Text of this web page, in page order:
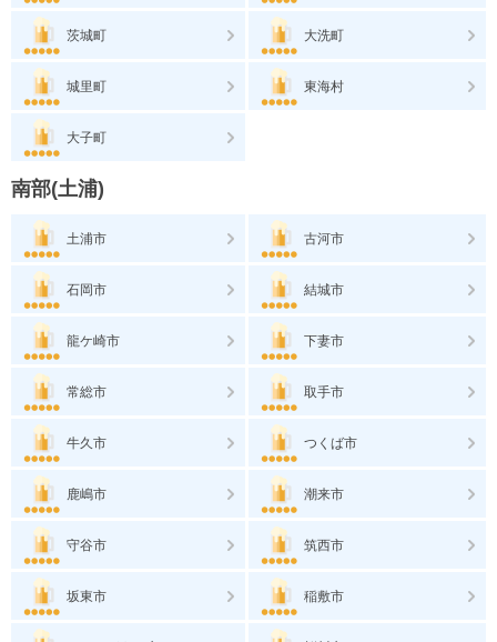
茨城町 大洗町
城里町 東海村
大子町
南部(土浦)
土浦市 古河市
石岡市 結城市
龍ケ崎市 下妻市
常総市 取手市
牛久市 つくば市
鹿嶋市 潮来市
守谷市 筑西市
坂東市 稲敷市